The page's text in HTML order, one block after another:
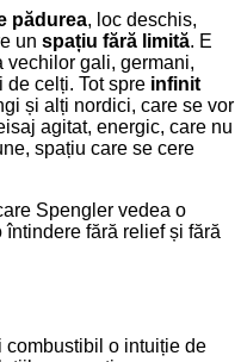
pădurea, loc deschis,
un spațiu fără limită. E
vechilor gali, germani,
de celți. Tot spre infinit
și alți nordici, care se vor
agitat, energic, care nu
spațiu care se cere
Spengler vedea o
fără relief și fără
combustibil o intuiție de